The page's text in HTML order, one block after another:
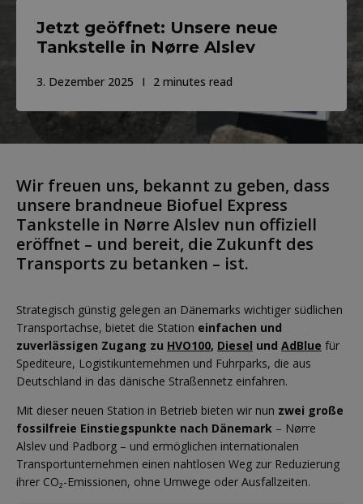
Jetzt geöffnet: Unsere neue
Tankstelle in Nørre Alslev
3. Dezember 2025 2 minutes read
Wir freuen uns, bekannt zu geben, dass
unsere brandneue Biofuel Express
Tankstelle in Nørre Alslev nun offiziell
eröffnet – und bereit, die Zukunft des
Transports zu betanken – ist.
Strategisch günstig gelegen an Dänemarks wichtiger südlichen
Transportachse, bietet die Station einfachen und
zuverlässigen Zugang zu HVO100, Diesel und AdBlue für
Spediteure, Logistikunternehmen und Fuhrparks, die aus
Deutschland in das dänische Straßennetz einfahren.
Mit dieser neuen Station in Betrieb bieten wir nun zwei große
fossilfreie Einstiegspunkte nach Dänemark – Nørre
Alslev und Padborg – und ermöglichen internationalen
Transportunternehmen einen nahtlosen Weg zur Reduzierung
ihrer CO₂-Emissionen, ohne Umwege oder Ausfallzeiten.